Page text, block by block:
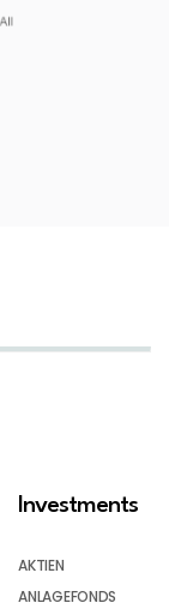
Investments
AKTIEN
ANLAGEFONDS